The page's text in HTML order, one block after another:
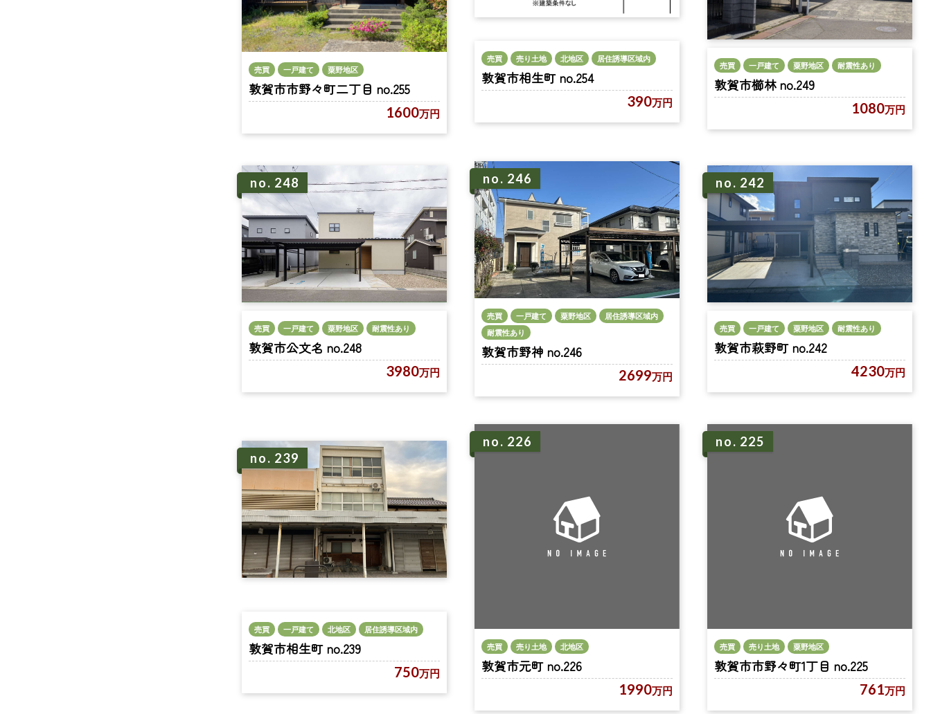
売買 一戸建て 粟野地区
敦賀市市野々町二丁目 no.255
1600万円
売買 売り土地 北地区 居住誘導区域内
敦賀市相生町 no.254
390万円
売買 一戸建て 粟野地区 耐震性あり
敦賀市櫛林 no.249
1080万円
no. 248
売買 一戸建て 粟野地区 耐震性あり
敦賀市公文名 no.248
3980万円
no. 246
売買 一戸建て 粟野地区
居住誘導区域内
耐震性あり
敦賀市野神 no.246
2699万円
no. 242
売買 一戸建て 粟野地区 耐震性あり
敦賀市萩野町 no.242
4230万円
no. 239
売買 一戸建て 北地区 居住誘導区域内
敦賀市相生町 no.239
750万円
no. 226
売買 売り土地 北地区
敦賀市元町 no.226
1990万円
no. 225
売買 売り土地 粟野地区
敦賀市市野々町1丁目 no.225
761万円